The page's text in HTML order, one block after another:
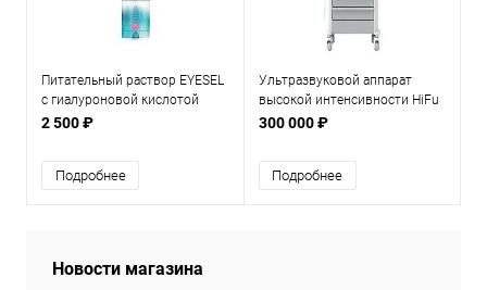
Питательный раствор EYESEL
с гиалуроновой кислотой
2 500 ₽
Подробнее
Ультразвуковой аппарат
высокой интенсивности HiFu
для лица и тела
300 000 ₽
Подробнее
Новости магазина